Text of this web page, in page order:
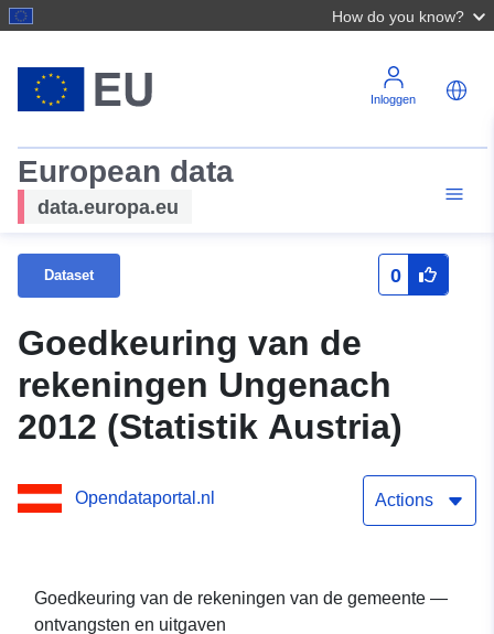
How do you know?
Inloggen
European data
data.europa.eu
Dataset 0
Goedkeuring van de
rekeningen Ungenach
2012 (Statistik Austria)
Opendataportal.nl Actions
Goedkeuring van de rekeningen van de gemeente —
ontvangsten en uitgaven